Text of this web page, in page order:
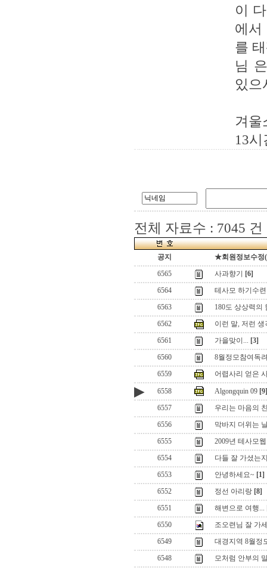
이
에서
를
님
있으
겨
13
전체 자료수 : 7045 건
공지
★회원정보수정
6565
사과향기
[6]
6564
테사모 하기수
6563
180도 상상력의
6562
이런 말, 저런 생
6561
가을맞이... [3]
6560
8월정모참여독
6559
어렵사리 얻은
▶ 6558 Algongquin 09 [9]
6557
우리는 마음의
6556
막바지 더위는
6555
2009년 테사모
6554
다들 잘 가셨는
6553
안녕하세요~ [1]
6552
정선 아리랑 [8]
6551
해변으로 여행...
6550
조오련님 잘 가
6549
대경지역 8월정
6548
모처럼 안부의